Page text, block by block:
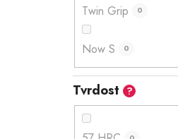
Twin Grip 0
Now S 0
Tvrdost ?